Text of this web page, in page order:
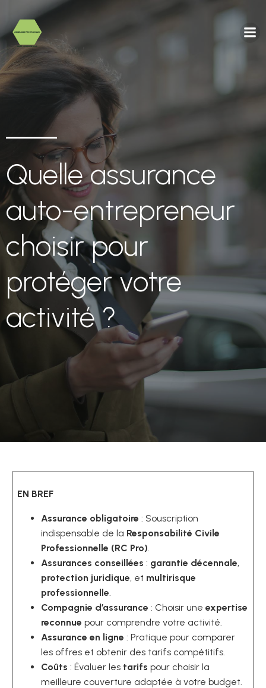
Quelle assurance
auto-entrepreneur
choisir pour
protéger votre
activité ?
EN BREF
Assurance obligatoire : Souscription
indispensable de la Responsabilité Civile
Professionnelle (RC Pro).
Assurances conseillées : garantie décennale,
protection juridique, et multirisque
professionnelle.
Compagnie d’assurance : Choisir une expertise
reconnue pour comprendre votre activité.
Assurance en ligne : Pratique pour comparer
les offres et obtenir des tarifs compétitifs.
Coûts : Évaluer les tarifs pour choisir la
meilleure couverture adaptée à votre budget.